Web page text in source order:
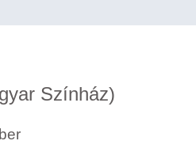
Színház)